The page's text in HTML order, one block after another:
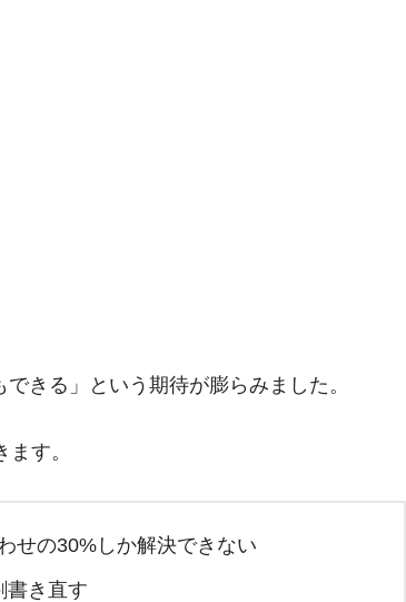
きる」という期待が膨らみました。
す。
せの30%しか解決できない
書き直す